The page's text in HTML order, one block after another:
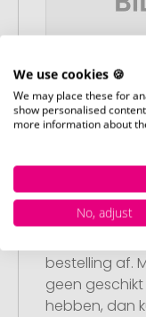
Upload van
Upload uw
bestelling af.
geen
hebben, dan
We use cookies 🍪
We may place these for
show personalised
more information about
No, adjust